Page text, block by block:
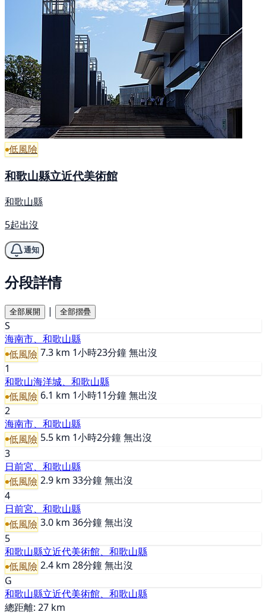
低風險
和歌山縣立近代美術館
和歌山縣
5起出沒
通知
分段詳情
全部展開 | 全部摺疊
S
海南市、和歌山縣
低風險 7.3 km 1小時23分鐘無出沒
1
和歌山海洋城、和歌山縣
低風險 6.1 km 1小時11分鐘無出沒
2
海南市、和歌山縣
低風險 5.5 km 1小時2分鐘無出沒
3
日前宮、和歌山縣
低風險 2.9 km 33分鐘無出沒
4
日前宮、和歌山縣
低風險 3.0 km 36分鐘無出沒
5
和歌山縣立近代美術館、和歌山縣
低風險 2.4 km 28分鐘無出沒
G
和歌山縣立近代美術館、和歌山縣
總距離: 27 km